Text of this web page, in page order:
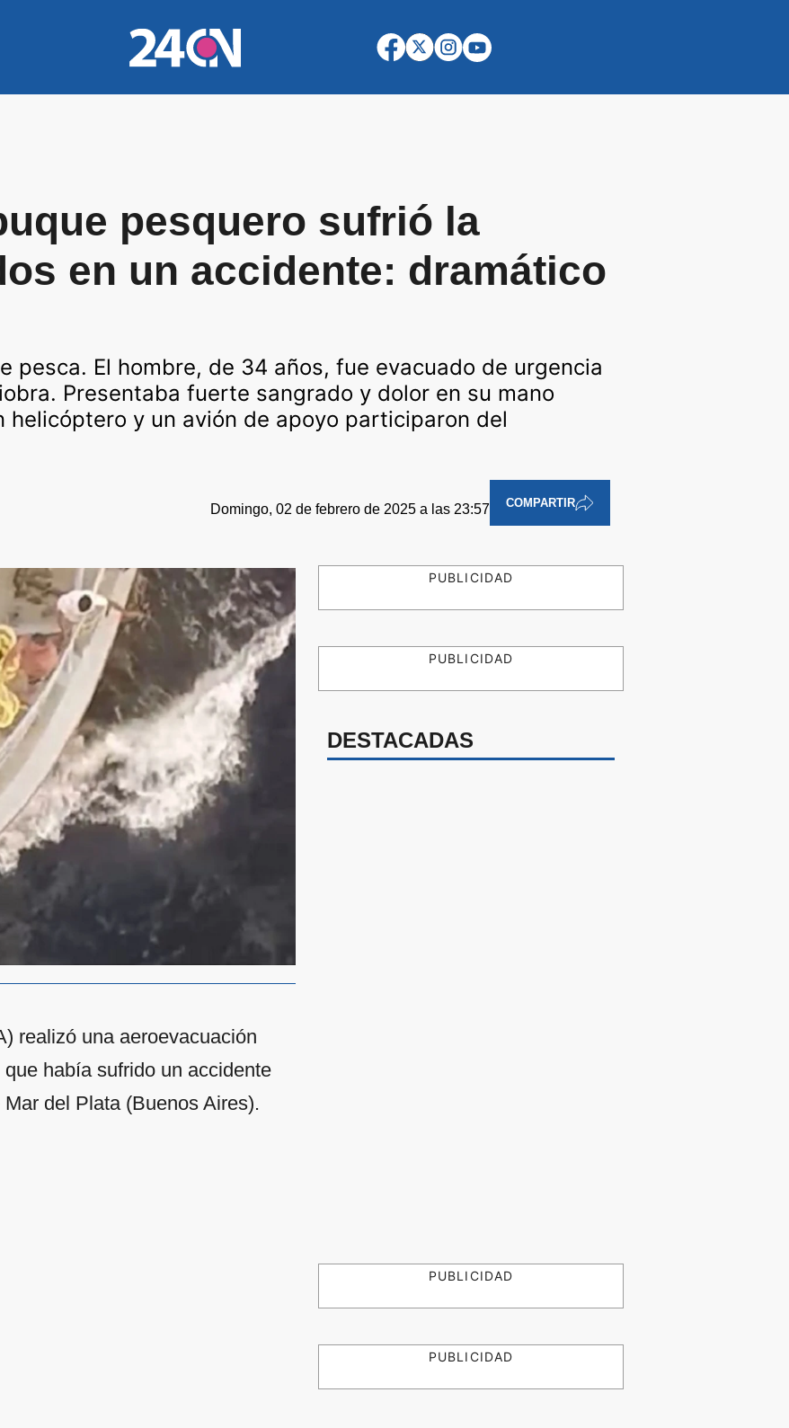
pesquero sufrió la
en un accidente: dramático
pesca. El hombre, de 34 años, fue evacuado de urgencia
Presentaba fuerte sangrado y dolor en su mano
y un avión de apoyo participaron del
Domingo, 02 de febrero de 2025 a las 23:57 COMPARTIR
realizó una aeroevacuación
había sufrido un accidente
del Plata (Buenos Aires).
PUBLICIDAD
PUBLICIDAD
DESTACADAS
PUBLICIDAD
PUBLICIDAD